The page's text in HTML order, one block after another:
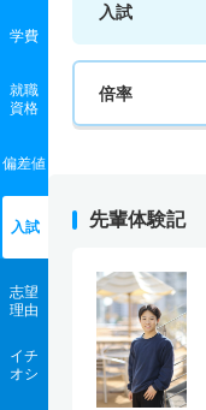
学費
就職
資格
偏差値
入試
志望
理由
イチ
オシ
入試
倍率
先輩体験記